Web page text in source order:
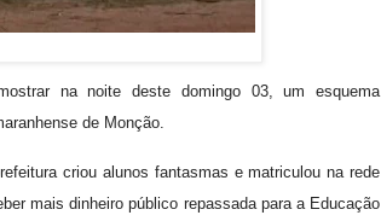
na noite deste domingo 03, um esquema
de Monção.
criou alunos fantasmas e matriculou na rede
mais dinheiro público repassada para a Educação